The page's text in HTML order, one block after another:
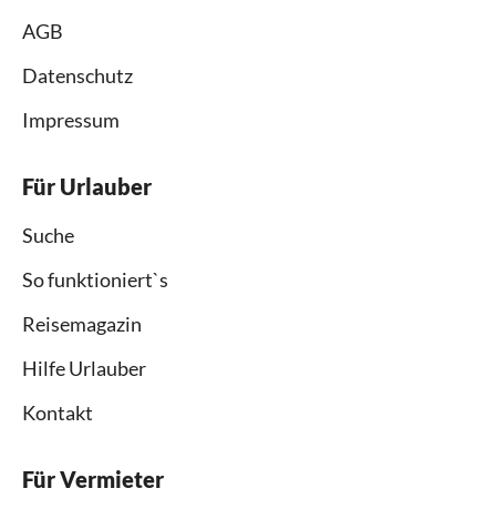
AGB
Datenschutz
Impressum
Für Urlauber
Suche
So funktioniert`s
Reisemagazin
Hilfe Urlauber
Kontakt
Für Vermieter